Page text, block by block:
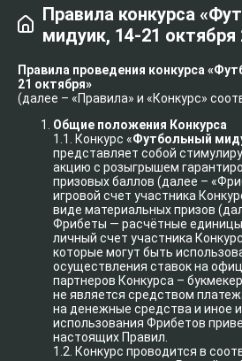
Правила конкурса
мидуик, 14-21 октября
Правила проведения конкурса
21 октября»
(далее – «Правила» и «Конкурс»
Общие положения Конкурса
1.1. Конкурс «Футбольный
представляет собой
акцию с розыгрышем
призовых баллов (далее –
игровой счет участника
виде материальных призов
Фрибеты — расчётные
личный счет участника
которые могут быть
осуществления ставок на
партнеров Конкурса –
не является средством
на денежные средства и иное
использования Фрибетов
настоящих Правил.
1.2. Конкурс проводится в